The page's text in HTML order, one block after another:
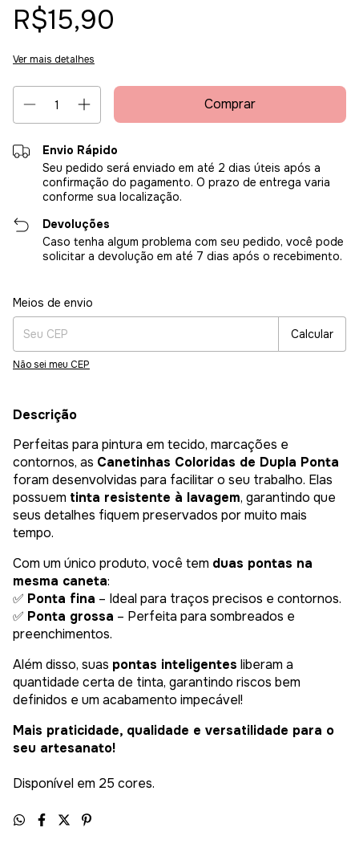
R$15,90
Ver mais detalhes
Envio Rápido
Seu pedido será enviado em até 2 dias úteis após a
confirmação do pagamento. O prazo de entrega varia
conforme sua localização.
Devoluções
Caso tenha algum problema com seu pedido, você pode
solicitar a devolução em até 7 dias após o recebimento.
Entregas para o CEP:
Meios de envio
Calcular
Não sei meu CEP
Descrição
Perfeitas para pintura em tecido, marcações e
contornos, as Canetinhas Coloridas de Dupla Ponta
foram desenvolvidas para facilitar o seu trabalho. Elas
possuem tinta resistente à lavagem, garantindo que
seus detalhes fiquem preservados por muito mais
tempo.
Com um único produto, você tem duas pontas na
mesma caneta:
✅ Ponta fina – Ideal para traços precisos e contornos.
✅ Ponta grossa – Perfeita para sombreados e
preenchimentos.
Além disso, suas pontas inteligentes liberam a
quantidade certa de tinta, garantindo riscos bem
definidos e um acabamento impecável!
Mais praticidade, qualidade e versatilidade para o
seu artesanato!
Disponível em 25 cores.